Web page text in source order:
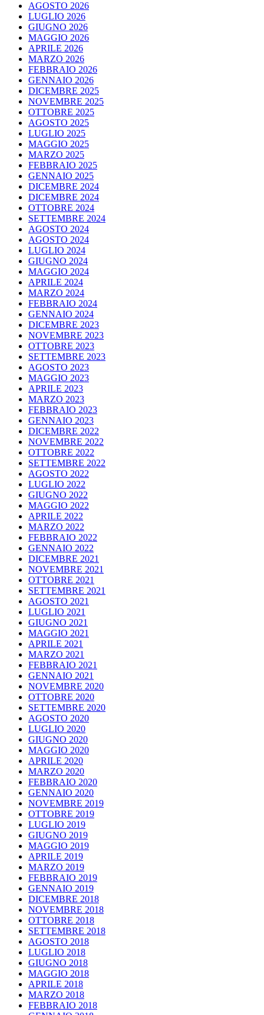
AGOSTO 2026
LUGLIO 2026
GIUGNO 2026
MAGGIO 2026
APRILE 2026
MARZO 2026
FEBBRAIO 2026
GENNAIO 2026
DICEMBRE 2025
NOVEMBRE 2025
OTTOBRE 2025
AGOSTO 2025
LUGLIO 2025
MAGGIO 2025
MARZO 2025
FEBBRAIO 2025
GENNAIO 2025
DICEMBRE 2024
DICEMBRE 2024
OTTOBRE 2024
SETTEMBRE 2024
AGOSTO 2024
AGOSTO 2024
LUGLIO 2024
GIUGNO 2024
MAGGIO 2024
APRILE 2024
MARZO 2024
FEBBRAIO 2024
GENNAIO 2024
DICEMBRE 2023
NOVEMBRE 2023
OTTOBRE 2023
SETTEMBRE 2023
AGOSTO 2023
MAGGIO 2023
APRILE 2023
MARZO 2023
FEBBRAIO 2023
GENNAIO 2023
DICEMBRE 2022
NOVEMBRE 2022
OTTOBRE 2022
SETTEMBRE 2022
AGOSTO 2022
LUGLIO 2022
GIUGNO 2022
MAGGIO 2022
APRILE 2022
MARZO 2022
FEBBRAIO 2022
GENNAIO 2022
DICEMBRE 2021
NOVEMBRE 2021
OTTOBRE 2021
SETTEMBRE 2021
AGOSTO 2021
LUGLIO 2021
GIUGNO 2021
MAGGIO 2021
APRILE 2021
MARZO 2021
FEBBRAIO 2021
GENNAIO 2021
NOVEMBRE 2020
OTTOBRE 2020
SETTEMBRE 2020
AGOSTO 2020
LUGLIO 2020
GIUGNO 2020
MAGGIO 2020
APRILE 2020
MARZO 2020
FEBBRAIO 2020
GENNAIO 2020
NOVEMBRE 2019
OTTOBRE 2019
LUGLIO 2019
GIUGNO 2019
MAGGIO 2019
APRILE 2019
MARZO 2019
FEBBRAIO 2019
GENNAIO 2019
DICEMBRE 2018
NOVEMBRE 2018
OTTOBRE 2018
SETTEMBRE 2018
AGOSTO 2018
LUGLIO 2018
GIUGNO 2018
MAGGIO 2018
APRILE 2018
MARZO 2018
FEBBRAIO 2018